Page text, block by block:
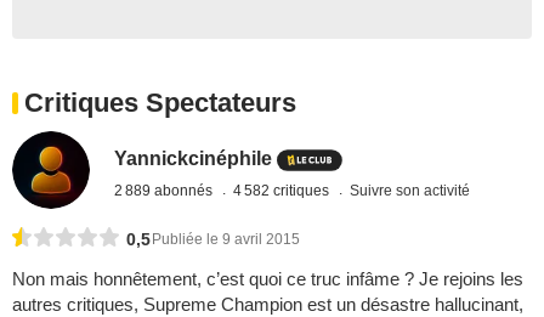
Critiques Spectateurs
Yannickcinéphile
2 889 abonnés 4 582 critiques Suivre son activité
0,5 Publiée le 9 avril 2015
Non mais honnêtement, c’est quoi ce truc infâme ? Je rejoins les
autres critiques, Supreme Champion est un désastre hallucinant,